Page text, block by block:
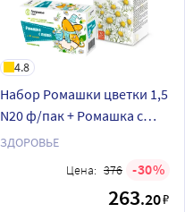
4.8
Набор Ромашки цветки 1,5
N20 ф/пак + Ромашка с
липой Профессор Травкин
N20 ф/пак со скидкой
ЗДОРОВЬЕ
Цена: 376 30
263.20₽